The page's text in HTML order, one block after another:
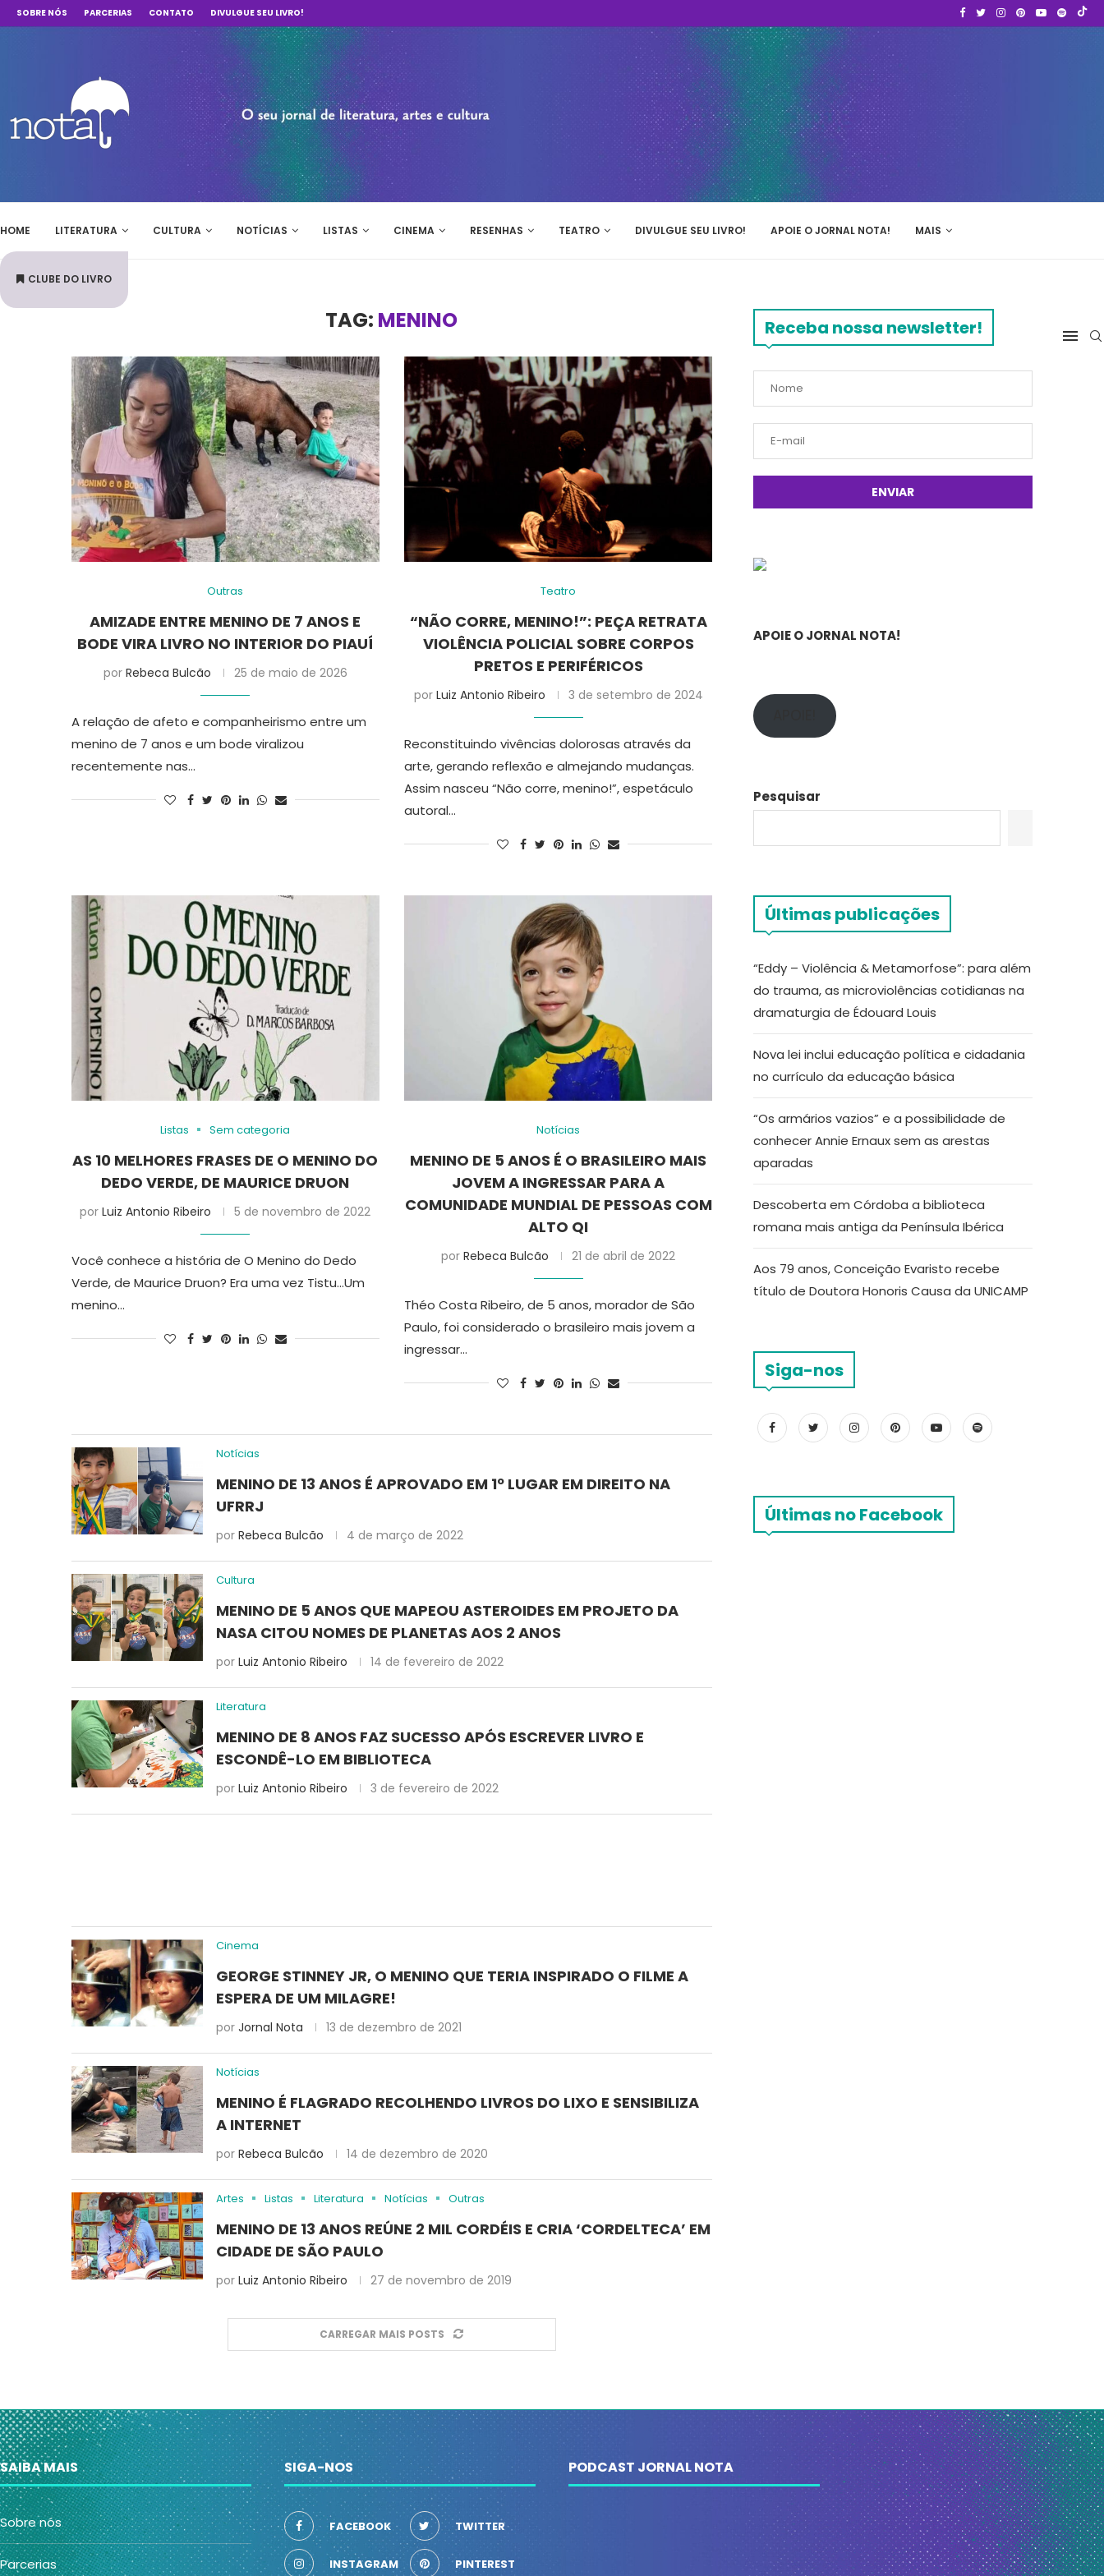
SOBRE NÓS PARCERIAS CONTATO DIVULGUE SEU LIVRO!
HOME LITERATURA CULTURA NOTÍCIAS LISTAS CINEMA RESENHAS TEATRO DIVULGUE SEU LIVRO! APOIE O JORNAL NOTA! MAIS
CLUBE DO LIVRO
TAG: MENINO
Outras
AMIZADE ENTRE MENINO DE 7 ANOS E
BODE VIRA LIVRO NO INTERIOR DO PIAUÍ
por Rebeca Bulcão 25 de maio de 2026
A relação de afeto e companheirismo entre um
menino de 7 anos e um bode viralizou
recentemente nas…
Teatro
“NÃO CORRE, MENINO!”: PEÇA RETRATA
VIOLÊNCIA POLICIAL SOBRE CORPOS
PRETOS E PERIFÉRICOS
por Luiz Antonio Ribeiro 3 de setembro de 2024
Reconstituindo vivências dolorosas através da
arte, gerando reflexão e almejando mudanças.
Assim nasceu “Não corre, menino!”, espetáculo
autoral…
Listas Sem categoria
AS 10 MELHORES FRASES DE O MENINO DO
DEDO VERDE, DE MAURICE DRUON
porLuiz Antonio Ribeiro 5 de novembro de 2022
Você conhece a história de O Menino do Dedo
Verde, de Maurice Druon? Era uma vez Tistu…Um
menino…
Notícias
MENINO DE 5 ANOS É O BRASILEIRO MAIS
JOVEM A INGRESSAR PARA A
COMUNIDADE MUNDIAL DE PESSOAS COM
ALTO QI
porRebeca Bulcão 21 de abril de 2022
Théo Costa Ribeiro, de 5 anos, morador de São
Paulo, foi considerado o brasileiro mais jovem a
ingressar…
Notícias
MENINO DE 13 ANOS É APROVADO EM 1º LUGAR EM DIREITO NA
UFRRJ
por Rebeca Bulcão 4 de março de 2022
Cultura
MENINO DE 5 ANOS QUE MAPEOU ASTEROIDES EM PROJETO DA
NASA CITOU NOMES DE PLANETAS AOS 2 ANOS
por Luiz Antonio Ribeiro 14 de fevereiro de 2022
Literatura
MENINO DE 8 ANOS FAZ SUCESSO APÓS ESCREVER LIVRO E
ESCONDÊ-LO EM BIBLIOTECA
por Luiz Antonio Ribeiro 3 de fevereiro de 2022
Cinema
GEORGE STINNEY JR, O MENINO QUE TERIA INSPIRADO O FILME A
ESPERA DE UM MILAGRE!
por Jornal Nota 13 de dezembro de 2021
Notícias
MENINO É FLAGRADO RECOLHENDO LIVROS DO LIXO E SENSIBILIZA
A INTERNET
por Rebeca Bulcão 14 de dezembro de 2020
Artes Listas Literatura Notícias Outras
MENINO DE 13 ANOS REÚNE 2 MIL CORDÉIS E CRIA ‘CORDELTECA’ EM
CIDADE DE SÃO PAULO
por Luiz Antonio Ribeiro 27 de novembro de 2019
CARREGAR MAIS POSTS
Receba nossa newsletter!
APOIE O JORNAL NOTA!
Pesquisar
Últimas publicações
“Eddy – Violência & Metamorfose”: para além
do trauma, as microviolências cotidianas na
dramaturgia de Édouard Louis
Nova lei inclui educação política e cidadania
no currículo da educação básica
“Os armários vazios” e a possibilidade de
conhecer Annie Ernaux sem as arestas
aparadas
Descoberta em Córdoba a biblioteca
romana mais antiga da Península Ibérica
Aos 79 anos, Conceição Evaristo recebe
título de Doutora Honoris Causa da UNICAMP
Siga-nos
Últimas no Facebook
SAIBA MAIS
Sobre nós
Parcerias
SIGA-NOS
FACEBOOK TWITTER
INSTAGRAM PINTEREST
PODCAST JORNAL NOTA